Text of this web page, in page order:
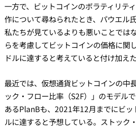
一方で、ビットコインのボラティリテ
作について尋ねられたとき、パウエル
私たちが見ているよりも悪いことでは
らを考慮してビットコインの価格に関
ドルに達すると考えていると付け加えた
最近では、仮想通貨ビットコインの中
ック・フロー比率（S2F）」のモデル
あるPlanBも、2021年12月までにビッ
ルに達すると予想している。ストック